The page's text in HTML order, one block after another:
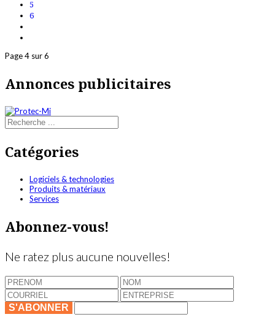
5
6
Page 4 sur 6
Annonces publicitaires
Catégories
Logiciels & technologies
Produits & matériaux
Services
Abonnez-vous!
Ne ratez plus aucune nouvelles!
S'ABONNER